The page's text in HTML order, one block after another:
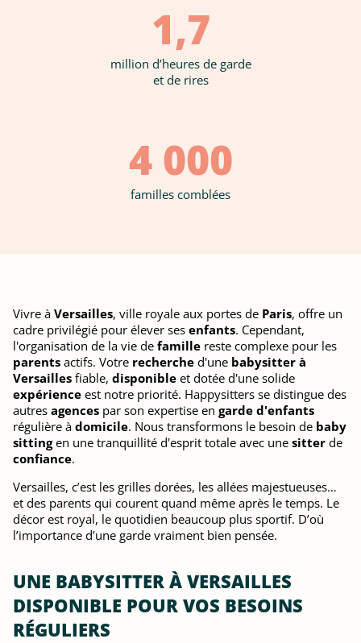
1,7
million d’heures de garde
et de rires
4 000
familles comblées
Vivre à Versailles, ville royale aux portes de Paris, offre un
cadre privilégié pour élever ses enfants. Cependant,
l'organisation de la vie de famille reste complexe pour les
parents actifs. Votre recherche d'une babysitter à
Versailles fiable, disponible et dotée d'une solide
expérience est notre priorité. Happysitters se distingue des
autres agences par son expertise en garde d'enfants
régulière à domicile. Nous transformons le besoin de baby
sittingen une tranquillité d'esprit totale avec une sitter de
confiance.
Versailles, c’est les grilles dorées, les allées majestueuses…
et des parents qui courent quand même après le temps. Le
décor est royal, le quotidien beaucoup plus sportif. D’où
l’importance d’une garde vraiment bien pensée.
UNE BABYSITTER À VERSAILLES
DISPONIBLE POUR VOS BESOINS
RÉGULIERS